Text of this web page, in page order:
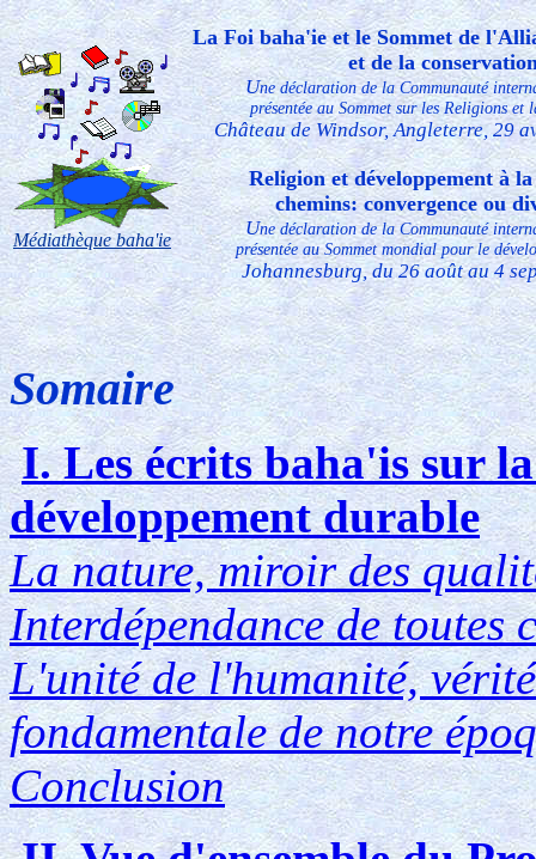
Médiathèque baha'ie
La Foi baha'ie et le Sommet de
et de la
Une déclaration de la Communauté
présentée au Sommet sur les Religions et
Château de Windsor, Angleterre, 29
Religion et développement à la
chemins: convergence ou
Une déclaration de la Communauté
présentée au Sommetmondial pour le
Johannesburg, du 26 août au 4
Somaire
I. Les écrits baha'is sur
développement durable
La nature, miroir des
Interdépendance de toutes
L'unité de l'humanité,
fondamentale de notre
Conclusion